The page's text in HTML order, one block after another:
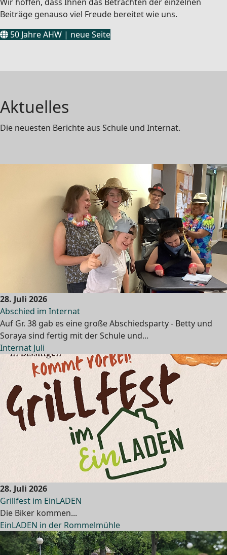
Beiträge genauso viel Freude bereitet wie uns.
50 Jahre AHW | neue Seite
Aktuelles
Die neuesten Berichte aus Schule und Internat.
28. Juli 2026
Abschied im Internat
Auf Gr. 38 gab es eine große Abschiedsparty - Betty und
Soraya sind fertig mit der Schule und...
Internat Juli
28. Juli 2026
Grillfest im EinLADEN
Die Biker kommen...
EinLADEN in der Rommelmühle